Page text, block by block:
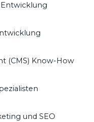
(CMS) Know-How
und SEO